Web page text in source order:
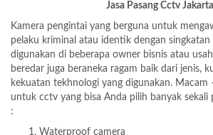
Jasa Pasang Cctv Jakarta
Kamera pengintai yang berguna untuk
pelaku kriminal atau identik dengan
digunakan di beberapa owner bisnis atau
beredar juga beraneka ragam baik dari jenis,
kekuatan tekhnologi yang digunakan. Macam
untuk cctv yang bisa Anda pilih banyak sekali
:
Waterproof camera